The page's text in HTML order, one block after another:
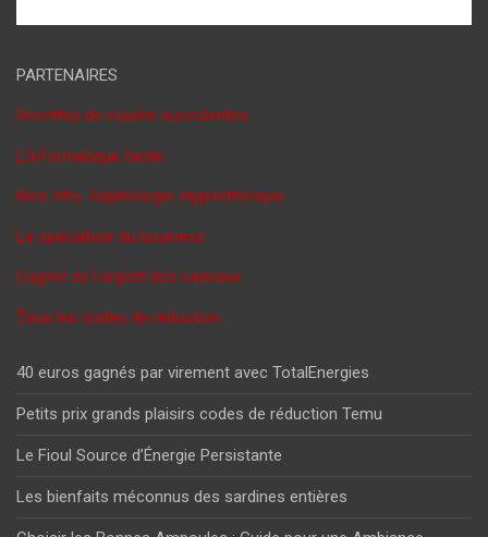
PARTENAIRES
Recettes de cuisine succulentes
L'informatique facile
Bien-être-Sophrologie-Hypnothérapie
Le spécialiste du business
Gagner de l'argent des cadeaux
Tous les codes de réduction
40 euros gagnés par virement avec TotalEnergies
Petits prix grands plaisirs codes de réduction Temu
Le Fioul Source d’Énergie Persistante
Les bienfaits méconnus des sardines entières